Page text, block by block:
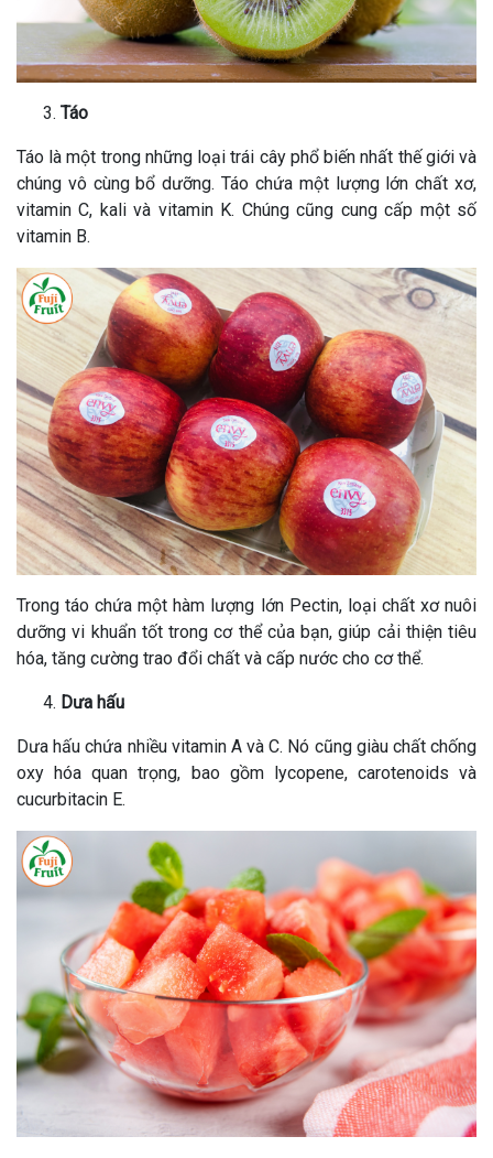
Táo
Táo là một trong những loại trái cây phổ biến nhất thế giới và
chúng vô cùng bổ dưỡng. Táo chứa một lượng lớn chất xơ,
vitamin C, kali và vitamin K. Chúng cũng cung cấp một số
vitamin B.
Trong táo chứa một hàm lượng lớn Pectin, loại chất xơ nuôi
dưỡng vi khuẩn tốt trong cơ thể của bạn, giúp cải thiện tiêu
hóa, tăng cường trao đổi chất và cấp nước cho cơ thể.
Dưa hấu
Dưa hấu chứa nhiều vitamin A và C. Nó cũng giàu chất chống
oxy hóa quan trọng, bao gồm lycopene, carotenoids và
cucurbitacin E.